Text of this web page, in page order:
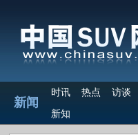
新闻
时讯 热点
访谈
新知